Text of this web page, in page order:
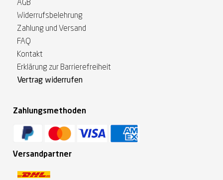
AGB
Widerrufsbelehrung
Zahlung und Versand
FAQ
Kontakt
Erklärung zur Barrierefreiheit
Vertrag widerrufen
Zahlungsmethoden
Versandpartner